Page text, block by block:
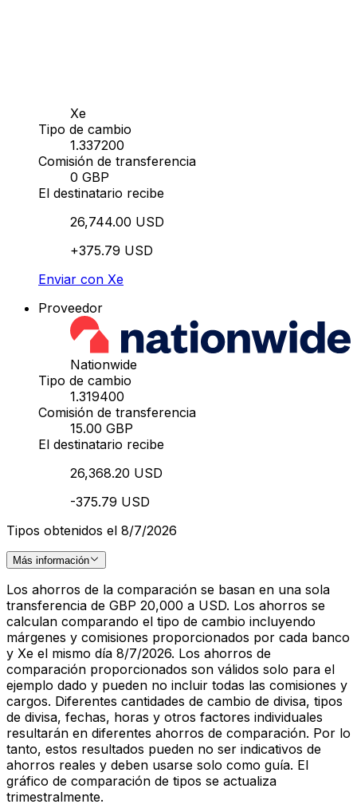
Xe
Tipo de cambio
1.337200
Comisión de transferencia
0 GBP
El destinatario recibe
26,744.00 USD
+375.79 USD
Enviar con Xe
Proveedor
Nationwide
Tipo de cambio
1.319400
Comisión de transferencia
15.00 GBP
El destinatario recibe
26,368.20 USD
-375.79 USD
Tipos obtenidos el 8/7/2026
Más información
Los ahorros de la comparación se basan en una sola
transferencia de GBP 20,000 a USD. Los ahorros se
calculan comparando el tipo de cambio incluyendo
márgenes y comisiones proporcionados por cada banco
y Xe el mismo día 8/7/2026. Los ahorros de
comparación proporcionados son válidos solo para el
ejemplo dado y pueden no incluir todas las comisiones y
cargos. Diferentes cantidades de cambio de divisa, tipos
de divisa, fechas, horas y otros factores individuales
resultarán en diferentes ahorros de comparación. Por lo
tanto, estos resultados pueden no ser indicativos de
ahorros reales y deben usarse solo como guía. El
gráfico de comparación de tipos se actualiza
trimestralmente.